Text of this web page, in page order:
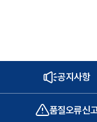
공지사항
품질오류신